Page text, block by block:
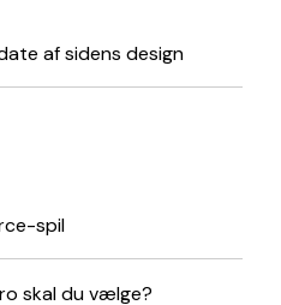
af sidens design
spil
skal du vælge?